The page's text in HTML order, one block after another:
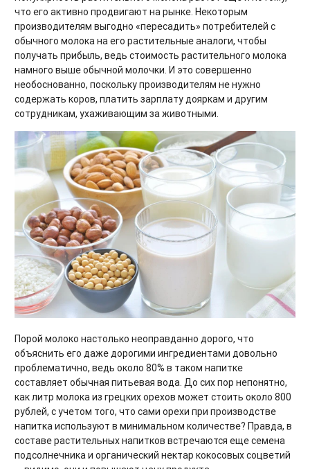
что его активно продвигают на рынке. Некоторым
производителям выгодно «пересадить» потребителей с
обычного молока на его растительные аналоги, чтобы
получать прибыль, ведь стоимость растительного молока
намного выше обычной молочки. И это совершенно
необоснованно, поскольку производителям не нужно
содержать коров, платить зарплату дояркам и другим
сотрудникам, ухаживающим за животными.
Порой молоко настолько неоправданно дорого, что
объяснить его даже дорогими ингредиентами довольно
проблематично, ведь около 80% в таком напитке
составляет обычная питьевая вода. До сих пор непонятно,
как литр молока из грецких орехов может стоить около 800
рублей, с учетом того, что сами орехи при производстве
напитка используют в минимальном количестве? Правда, в
составе растительных напитков встречаются еще семена
подсолнечника и органический нектар кокосовых соцветий